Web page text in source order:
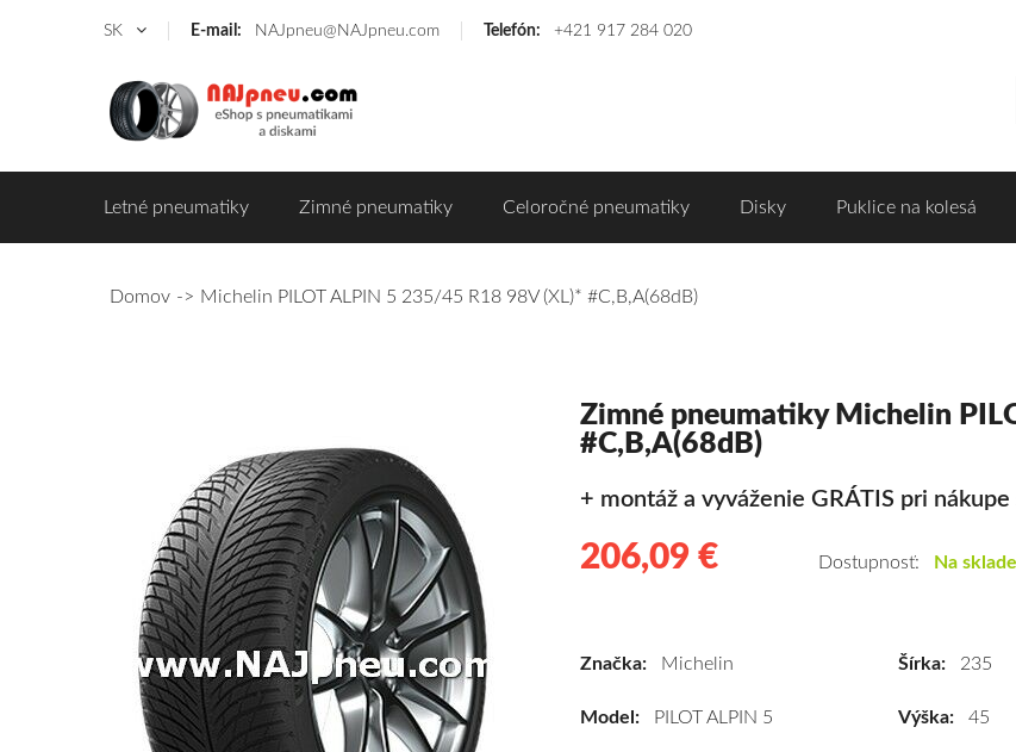
SK E-mail: NAJpneu@NAJpneu.com Telefón: +421 917 284 020
Letné pneumatiky Zimné pneumatiky Celoročné pneumatiky Disky Puklice na kolesá
Domov Michelin PILOT ALPIN 5 235/45 R18 98V (XL)* #C,B,A(68dB)
Zimné pneumatiky Michelin
#C,B,A(68dB)
+ montáž a vyváženie GRÁTIS pri
206,09 €
osobné
Dostupnosť: Na sklade
Značka: Michelin
Model: PILOT ALPIN 5
Šírka:235
Výška:45